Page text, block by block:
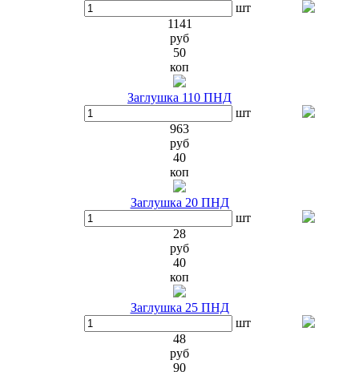
шт
1141
руб
50
коп
Заглушка 110 ПНД
шт
963
руб
40
коп
Заглушка 20 ПНД
шт
28
руб
40
коп
Заглушка 25 ПНД
шт
48
руб
90